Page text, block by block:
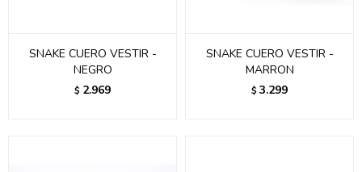
SNAKE CUERO VESTIR -
NEGRO
$ 2.969
SNAKE CUERO VESTIR -
MARRON
$ 3.299